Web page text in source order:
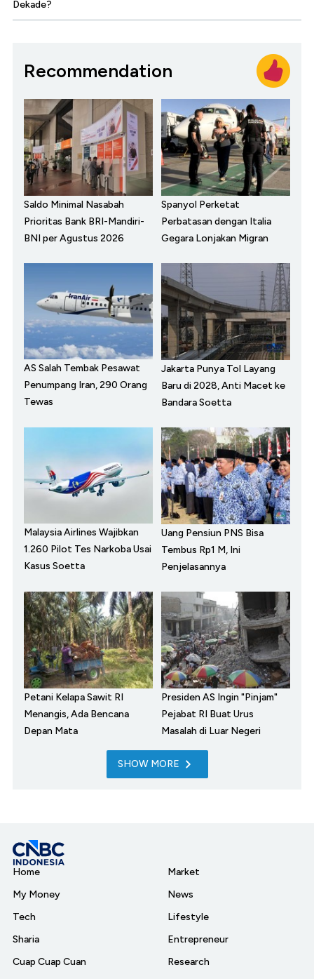
Dekade?
Recommendation
Saldo Minimal Nasabah
Prioritas Bank BRI-Mandiri-
BNI per Agustus 2026
Spanyol Perketat
Perbatasan dengan Italia
Gegara Lonjakan Migran
AS Salah Tembak Pesawat
Penumpang Iran, 290 Orang
Tewas
Jakarta Punya Tol Layang
Baru di 2028, Anti Macet ke
Bandara Soetta
Malaysia Airlines Wajibkan
1.260 Pilot Tes Narkoba Usai
Kasus Soetta
Uang Pensiun PNS Bisa
Tembus Rp1 M, Ini
Penjelasannya
Petani Kelapa Sawit RI
Menangis, Ada Bencana
Depan Mata
Presiden AS Ingin "Pinjam"
Pejabat RI Buat Urus
Masalah di Luar Negeri
SHOW MORE
Home
My Money
Tech
Sharia
Cuap Cuap Cuan
Market
News
Lifestyle
Entrepreneur
Research